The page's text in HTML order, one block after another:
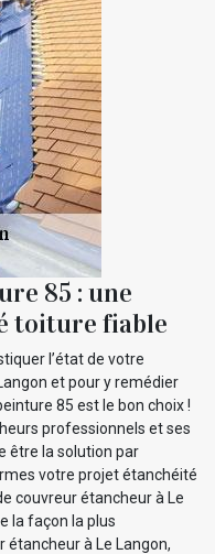
85 : une
toiture fiable
l’état de votre
et pour y remédier
85 est le bon choix !
professionnels et ses
être la solution par
votre projet étanchéité
couvreur étancheur à Le
la façon la plus
à Le Langon,